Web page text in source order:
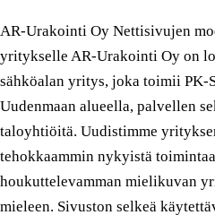
AR-Urakointi Oy Nettisivujen
yritykselle AR-Urakointi Oy on
sähköalan yritys, joka toimii PK-
Uudenmaan alueella, palvellen
taloyhtiöitä. Uudistimme
tehokkaammin nykyistä
houkuttelevamman mielikuvan
mieleen. Sivuston selkeä